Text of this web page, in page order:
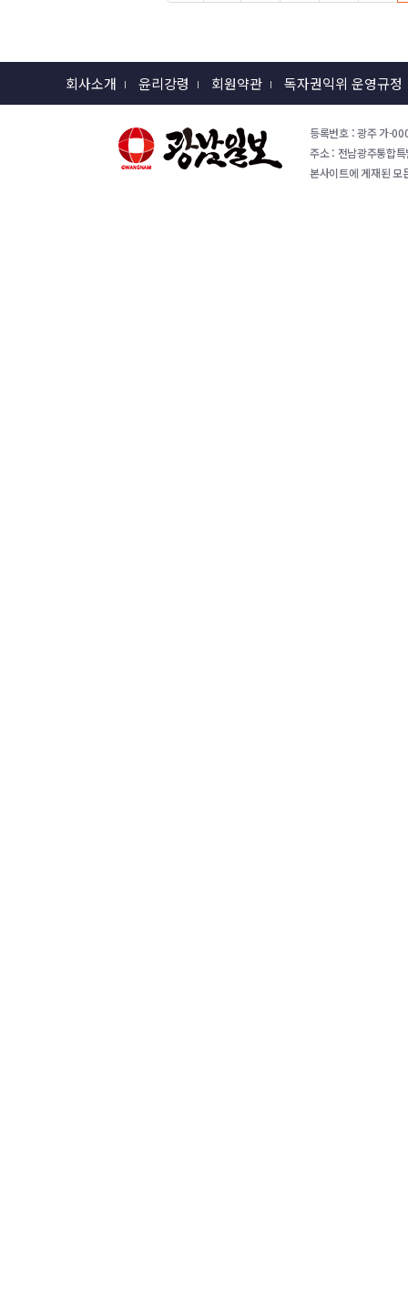
회사소개 윤리강령 회원약관 독자권익위 운영규정
등록번호 : 광주 가-
주소 : 전남광주통합
본사이트에 게재된 모